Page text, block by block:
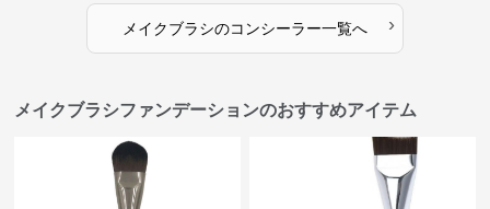
メイクブラシのコンシーラー一覧へ ›
メイクブラシファンデーションのおすすめアイテム